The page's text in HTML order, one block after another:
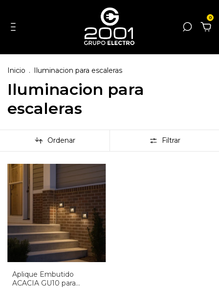
0
Inicio . Iluminacion para escaleras
Iluminacion para
escaleras
Ordenar Filtrar
Aplique Embutido
ACACIA GU10 para